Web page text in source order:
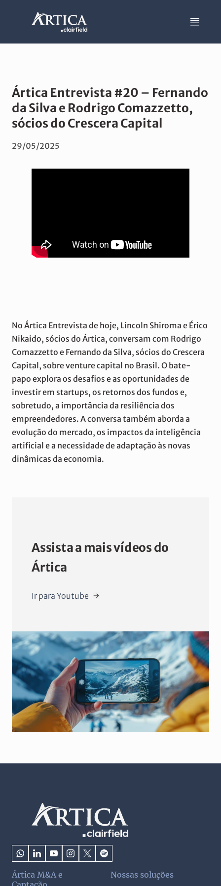
Ártica Entrevista #20 – Fernando
da Silva e Rodrigo Comazzetto,
sócios do Crescera Capital
29/05/2025
No Ártica Entrevista de hoje, Lincoln Shiroma e Érico
Nikaido, sócios do Ártica, conversam com Rodrigo
Comazzetto e Fernando da Silva, sócios do Crescera
Capital, sobre venture capital no Brasil. O bate-
papo explora os desafios e as oportunidades de
investir em startups, os retornos dos fundos e,
sobretudo, a importância da resiliência dos
empreendedores. A conversa também aborda a
evolução do mercado, os impactos da inteligência
artificial e a necessidade de adaptação às novas
dinâmicas da economia.
Assista a mais vídeos do
Ártica
Ir para Youtube
Ártica M&A e
Nossas soluções